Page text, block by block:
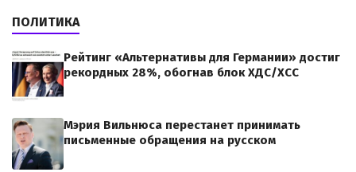
ПОЛИТИКА
Рейтинг «Альтернативы для Германии» достиг
рекордных 28%, обогнав блок ХДС/ХСС
Мэрия Вильнюса перестанет принимать
письменные обращения на русском